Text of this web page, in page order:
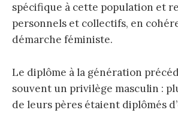
spécifique à cette population et
personnels et collectifs, en
démarche féministe.
Le diplôme à la génération
souvent un privilège masculin :
de leurs pères étaient diplômés